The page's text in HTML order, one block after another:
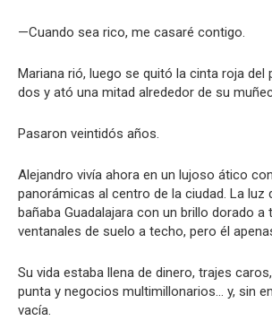
—Cuando sea rico, me casaré contigo.
Mariana rió, luego se quitó la cinta roja del
dos y ató una mitad alrededor de su
Pasaron veintidós años.
Alejandro vivía ahora en un lujoso ático
panorámicas al centro de la ciudad. La luz
bañaba Guadalajara con un brillo dorado a
ventanales de suelo a techo, pero él
Su vida estaba llena de dinero, trajes
punta y negocios multimillonarios… y, sin
vacía.